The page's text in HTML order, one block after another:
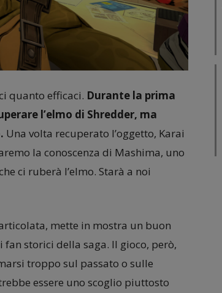
quanto efficaci. Durante la prima
l’elmo di Shredder, ma
Una volta recuperato l’oggetto, Karai
la conoscenza di Mashima, uno
ci ruberà l’elmo. Starà a noi
mette in mostra un buon
storici della saga. Il gioco, però,
troppo sul passato o sulle
essere uno scoglio piuttosto